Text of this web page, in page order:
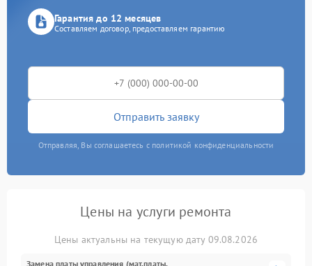
Гарантия до 12 месяцев
Составляем договор, предоставляем гарантию
Отправить заявку
Отправляя, Вы соглашаетесь с политикой конфиденциальности
Цены на услуги ремонта
Цены актуальны на текущую дату 09.08.2026
Замена платы управления (мат.платы,